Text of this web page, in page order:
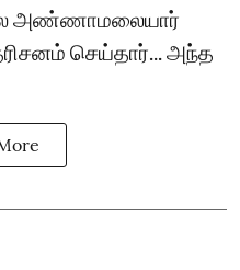
அண்ணாமலையார்
செய்தார்... அந்த